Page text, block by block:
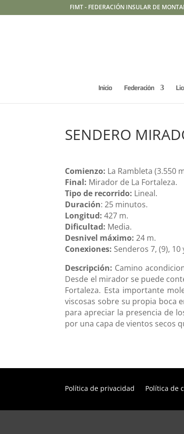
FIMT - FEDERACIÓN INSULAR DE
Inicio Federación
SENDERO
Comienzo: La Rambleta (3.550
Final: Mirador de La Fortaleza.
Tipo de recorrido: Lineal.
Duración: 25 minutos.
Longitud: 427 m.
Dificultad: Media.
Desnivel máximo: 24 m.
Conexiones: Senderos 7, (9), 10
Descripción: Camino
Desde el mirador se puede
Fortaleza. Esta importante
viscosas sobre su propia boca
para apreciar la presencia de
por una capa de vientos secos
Política de privacidad Política de